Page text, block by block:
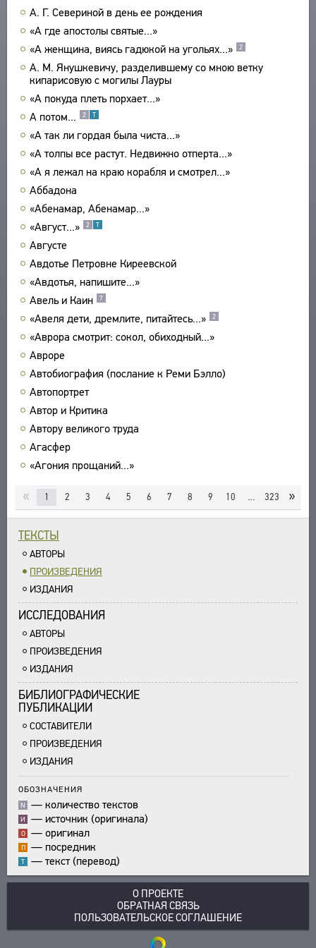
А. Г. Севериной в день ее рождения
«А где апостолы святые...»
«А женщина, виясь гадюкой на угольях...»
2
А. М. Янушкевичу, разделившему со мною ветку
кипарисовую с могилы Лауры
«А покуда плеть порхает...»
А потом...
2 Т
«А так ли гордая была чиста...»
«А толпы все растут. Недвижно отперта...»
«А я лежал на краю корабля и смотрел...»
Аббадона
«Абенамар, Абенамар...»
«Август...»
2 Т
Августе
Авдотье Петровне Киреевской
«Авдотья, напишите...»
Авель и Каин
7
«Авеля дети, дремлите, питайтесь...» 2
«Аврора смотрит: сокол, обиходный...»
Авроре
Автобиография (послание к Реми Бэлло)
Автопортрет
Автор и Критика
Автору великого труда
Агасфер
«Агония прощаний...»
« 1 2 3 4 5 6 7 8 9 10 … 323 »
ТЕКСТЫ
АВТОРЫ
ПРОИЗВЕДЕНИЯ
ИЗДАНИЯ
ИССЛЕДОВАНИЯ
АВТОРЫ
ПРОИЗВЕДЕНИЯ
ИЗДАНИЯ
БИБЛИОГРАФИЧЕСКИЕ
ПУБЛИКАЦИИ
СОСТАВИТЕЛИ
ПРОИЗВЕДЕНИЯ
ИЗДАНИЯ
ОБОЗНАЧЕНИЯ
N — количество текстов
И — источник (оригинала)
О — оригинал
П — посредник
Т — текст (перевод)
О ПРОЕКТЕ
ОБРАТНАЯ СВЯЗЬ
ПОЛЬЗОВАТЕЛЬСКОЕ СОГЛАШЕНИЕ
ПРОИЗВЕДЕНИЯ
ИЗДАНИЯ
ЭНЦИКЛОПЕДИЯ
СЛОВНИК
ВСЕ БИОСПРАВКИ
ПЕРЕВОДЧИКИ
ИССЛЕДОВАТЕЛИ
ТЕЗАУРУС
СТРУКТУРА
УКАЗАТЕЛЬ ТЕРМИНОВ
О ПРОЕКТЕ
КРАТКО О ПРОЕКТЕ
ЦЕЛИ ПРОЕКТА
ПОДСИСТЕМЫ
КОРПУС
БИБЛИОТЕКА
ЭНЦИКЛОПЕДИЯ
ТЕЗАУРУС
ФУНКЦИОНАЛЬНОСТЬ
УКАЗАТЕЛИ
ПОИСК
СВЯЗИ
СОЗДАТЕЛИ ПРОЕКТА
ОБРАТНАЯ СВЯЗЬ
ПОЛЬЗОВАТЕЛЬСКОЕ СОГЛАШЕНИЕ
ЗАКЛАДКИ